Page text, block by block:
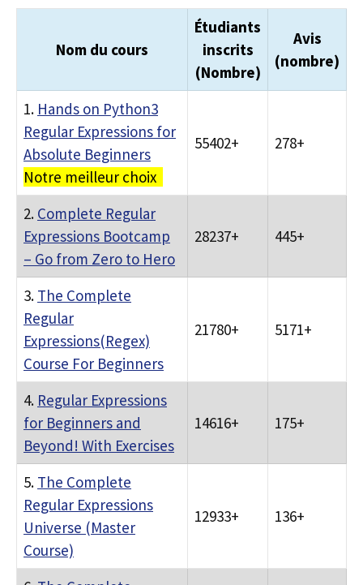
Nom du cours
Étudiants
inscrits
(Nombre)
Avis
(nombre)
1. Hands on Python3
Regular Expressions for
Absolute Beginners
Notre meilleur choix
55402+ 278+
2. Complete Regular
Expressions Bootcamp
– Go from Zero to Hero
28237+ 445+
3. The Complete
Regular
Expressions(Regex)
Course For Beginners
21780+ 5171+
4. Regular Expressions
for Beginners and
Beyond! With Exercises
14616+ 175+
5. The Complete
Regular Expressions
Universe (Master
Course)
12933+ 136+